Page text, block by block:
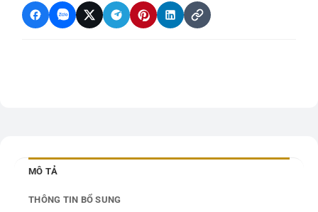
MÔ TẢ
THÔNG TIN BỔ SUNG